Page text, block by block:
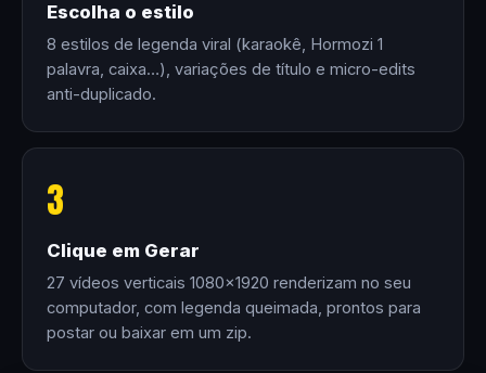
Escolha o estilo
8 estilos de legenda viral (karaokê, Hormozi 1
palavra, caixa…), variações de título e micro-edits
anti-duplicado.
3
Clique em Gerar
27 vídeos verticais 1080×1920 renderizam no seu
computador, com legenda queimada, prontos para
postar ou baixar em um zip.